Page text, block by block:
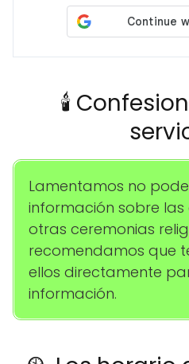
🕯️
Lamentamos no
información sobre las
otras ceremonias
recomendamos que
ellos directamente
información.